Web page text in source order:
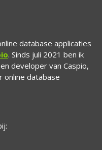
database applicaties
. Sinds juli 2021 ben ik
developer van Caspio,
online database